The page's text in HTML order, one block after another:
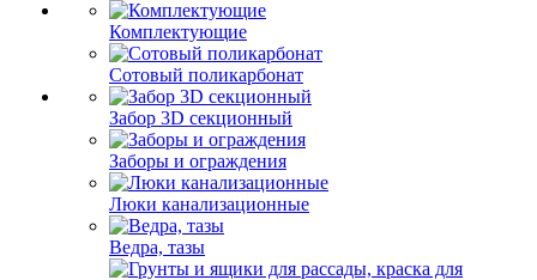
Комплектующие
Сотовый поликарбонат
Забор 3D секционный
Заборы и ограждения
Люки канализационные
Ведра, тазы